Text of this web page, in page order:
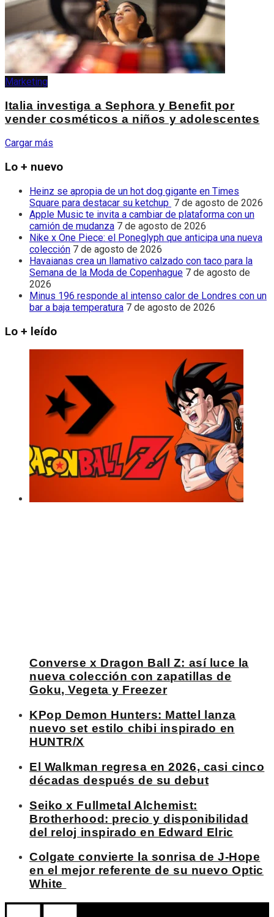
Marketing
Italia investiga a Sephora y Benefit por
vender cosméticos a niños y adolescentes
Cargar más
Lo + nuevo
Heinz se apropia de un hot dog gigante en Times
Square para destacar su ketchup 7 de agosto de 2026
Apple Music te invita a cambiar de plataforma con un
camión de mudanza 7 de agosto de 2026
Nike x One Piece: el Poneglyph que anticipa una nueva
colección 7 de agosto de 2026
Havaianas crea un llamativo calzado con taco para la
Semana de la Moda de Copenhague 7 de agosto de
2026
Minus 196 responde al intenso calor de Londres con un
bar a baja temperatura 7 de agosto de 2026
Lo + leído
Converse x Dragon Ball Z: así luce la
nueva colección con zapatillas de
Goku, Vegeta y Freezer
KPop Demon Hunters: Mattel lanza
nuevo set estilo chibi inspirado en
HUNTR/X
El Walkman regresa en 2026, casi cinco
décadas después de su debut
Seiko x Fullmetal Alchemist:
Brotherhood: precio y disponibilidad
del reloj inspirado en Edward Elric
Colgate convierte la sonrisa de J-Hope
en el mejor referente de su nuevo Optic
White